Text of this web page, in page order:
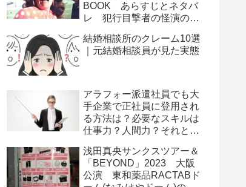
BOOK あらすじとネタバ
レ 犯行目撃者の怪演の秘
ストの謎二つ
結婚相談所のクレーム10選
｜元結婚相談員が見た実態
アラフォー派遣社員でも大
手企業で正社員に登用され
る方法は？必要なスキルは
仕事力？人間力？それとも
浅田真央サンクスツアー＆
「BEYOND」2023 大阪
公演 東和薬品RACTABド